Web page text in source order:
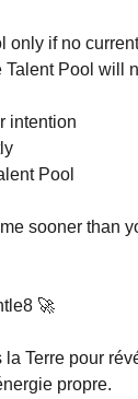
only if no
Pool will
intention
Pool
sooner than
🚀
Terre pour
propre.